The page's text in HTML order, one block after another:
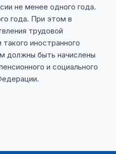
не менее одного года.
года. При этом в
трудовой
иностранного
должны быть начислены
и социального